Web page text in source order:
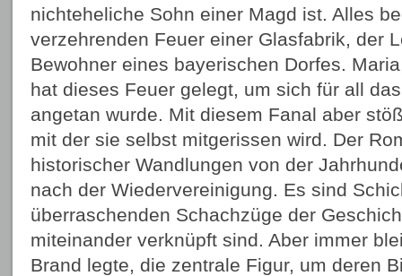
nichteheliche Sohn einer Magd ist. Alles
verzehrenden Feuer einer Glasfabrik, der
Bewohner eines bayerischen Dorfes.
hat dieses Feuer gelegt, um sich für all
angetan wurde. Mit diesem Fanal aber
mit der sie selbst mitgerissen wird. Der
historischer Wandlungen von der
nach der Wiedervereinigung. Es sind
überraschenden Schachzüge der
miteinander verknüpft sind. Aber immer
Brand legte, die zentrale Figur, um deren